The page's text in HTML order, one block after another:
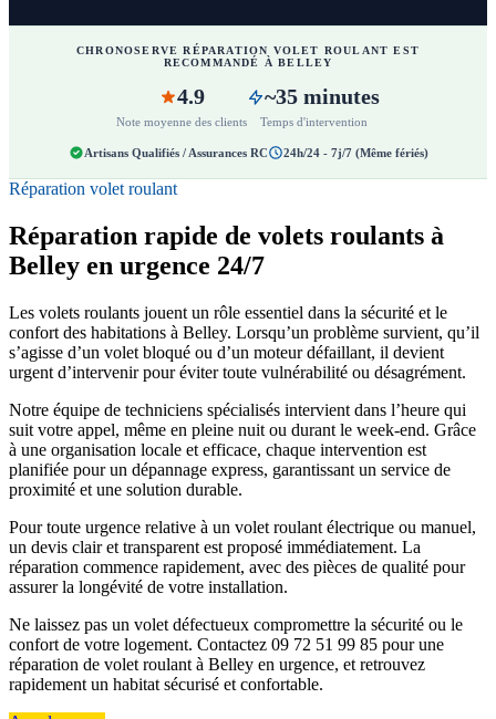
CHRONOSERVE RÉPARATION VOLET ROULANT EST
RECOMMANDÉ À BELLEY
4.9
Note moyenne des clients
~35 minutes
Temps d'intervention
Artisans Qualifiés / Assurances RC 24h/24 - 7j/7 (Même fériés)
Réparation volet roulant
Réparation rapide de volets roulants à
Belley en urgence 24/7
Les volets roulants jouent un rôle essentiel dans la sécurité et le
confort des habitations à Belley. Lorsqu’un problème survient, qu’il
s’agisse d’un volet bloqué ou d’un moteur défaillant, il devient
urgent d’intervenir pour éviter toute vulnérabilité ou désagrément.
Notre équipe de techniciens spécialisés intervient dans l’heure qui
suit votre appel, même en pleine nuit ou durant le week-end. Grâce
à une organisation locale et efficace, chaque intervention est
planifiée pour un dépannage express, garantissant un service de
proximité et une solution durable.
Pour toute urgence relative à un volet roulant électrique ou manuel,
un devis clair et transparent est proposé immédiatement. La
réparation commence rapidement, avec des pièces de qualité pour
assurer la longévité de votre installation.
Ne laissez pas un volet défectueux compromettre la sécurité ou le
confort de votre logement. Contactez 09 72 51 99 85 pour une
réparation de volet roulant à Belley en urgence, et retrouvez
rapidement un habitat sécurisé et confortable.